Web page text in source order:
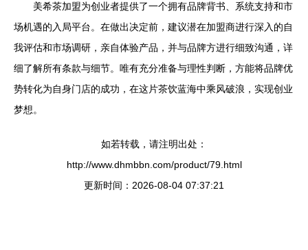
美希茶加盟为创业者提供了一个拥有品牌背书、系统支持和市
场机遇的入局平台。在做出决定前，建议潜在加盟商进行深入的自
我评估和市场调研，亲自体验产品，并与品牌方进行细致沟通，详
细了解所有条款与细节。唯有充分准备与理性判断，方能将品牌优
势转化为自身门店的成功，在这片茶饮蓝海中乘风破浪，实现创业
梦想。
如若转载，请注明出处：
http://www.dhmbbn.com/product/79.html
更新时间：2026-08-04 07:37:21